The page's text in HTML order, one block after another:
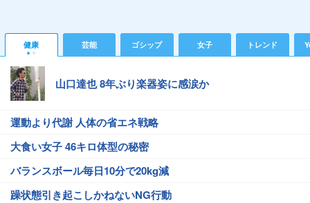
健康 芸能 ゴシップ 女子 トレンド
山口達也 8年ぶり楽器姿に感涙か
運動より代謝 人体の省エネ戦略
大食い女子 46キロ体型の秘密
バランスボール毎日10分で20kg減
躁状態引き起こしかねないNG行動